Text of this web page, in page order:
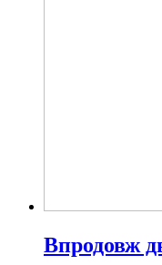
Впродовж